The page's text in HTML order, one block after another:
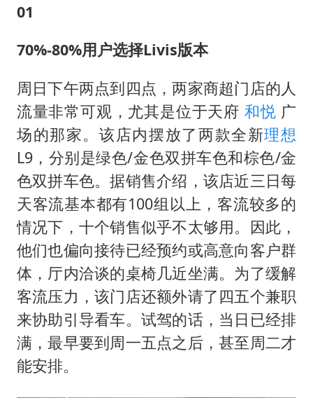
01
70%-80%用户选择Livis版本
周日下午两点到四点，两家商超门店的人
流量非常可观，尤其是位于天府 和悦 广
场的那家。该店内摆放了两款全新理想
L9，分别是绿色/金色双拼车色和棕色/金
色双拼车色。据销售介绍，该店近三日每
天客流基本都有100组以上，客流较多的
情况下，十个销售似乎不太够用。因此，
他们也偏向接待已经预约或高意向客户群
体，厅内洽谈的桌椅几近坐满。为了缓解
客流压力，该门店还额外请了四五个兼职
来协助引导看车。试驾的话，当日已经排
满，最早要到周一五点之后，甚至周二才
能安排。